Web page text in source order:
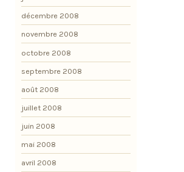
décembre 2008
novembre 2008
octobre 2008
septembre 2008
août 2008
juillet 2008
juin 2008
mai 2008
avril 2008